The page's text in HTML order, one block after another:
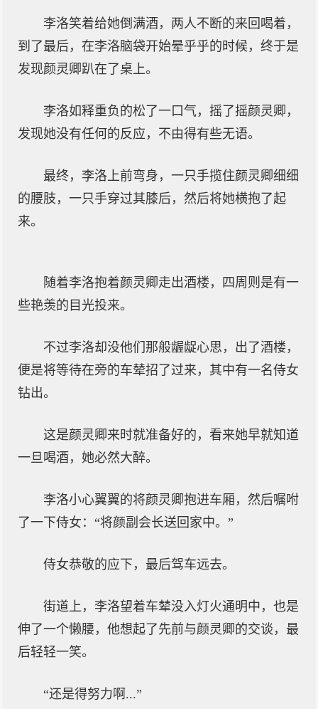
李洛笑着给她倒满酒，两人不断的来回喝着，
到了最后，在李洛脑袋开始晕乎乎的时候，终于是
发现颜灵卿趴在了桌上。
李洛如释重负的松了一口气，摇了摇颜灵卿，
发现她没有任何的反应，不由得有些无语。
最终，李洛上前弯身，一只手揽住颜灵卿细细
的腰肢，一只手穿过其膝后，然后将她横抱了起
来。
随着李洛抱着颜灵卿走出酒楼，四周则是有一
些艳羡的目光投来。
不过李洛却没他们那般龌龊心思，出了酒楼，
便是将等待在旁的车辇招了过来，其中有一名侍女
钻出。
这是颜灵卿来时就准备好的，看来她早就知道
一旦喝酒，她必然大醉。
李洛小心翼翼的将颜灵卿抱进车厢，然后嘱咐
了一下侍女：“将颜副会长送回家中。”
侍女恭敬的应下，最后驾车远去。
街道上，李洛望着车辇没入灯火通明中，也是
伸了一个懒腰，他想起了先前与颜灵卿的交谈，最
后轻轻一笑。
“还是得努力啊...”